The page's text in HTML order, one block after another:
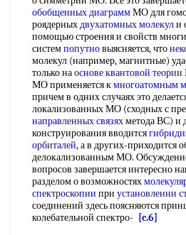
обобщенных диаграммМО для
роядерныхдвухатомных молекули
помощью строения и свойств
системпопутновыясняется, что
молекул (например, магнитные)
только наоснове квантовой теории
МО применяется кмногоатомным
причем в одних случаях это
локализованных МО (сходных с
направленных связяхметода ВС) и
конструирования вводится
орбиталей, а в других-приходится
делокализованным МО.
вопросов завершается интересно
разделом о возможностях
спектроскопии при установленни
соединений здесь поясняются
колебательной спектро-
[c.6]